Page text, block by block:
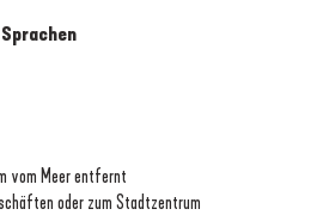
vom Meer entfernt
oder zum Stadtzentrum